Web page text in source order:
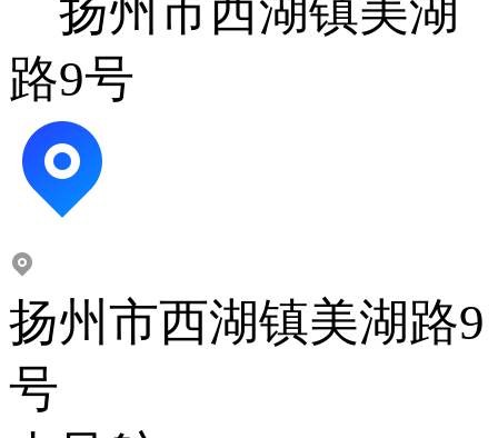
扬州市西湖镇美湖
路9号
扬州市西湖镇美湖路9
号